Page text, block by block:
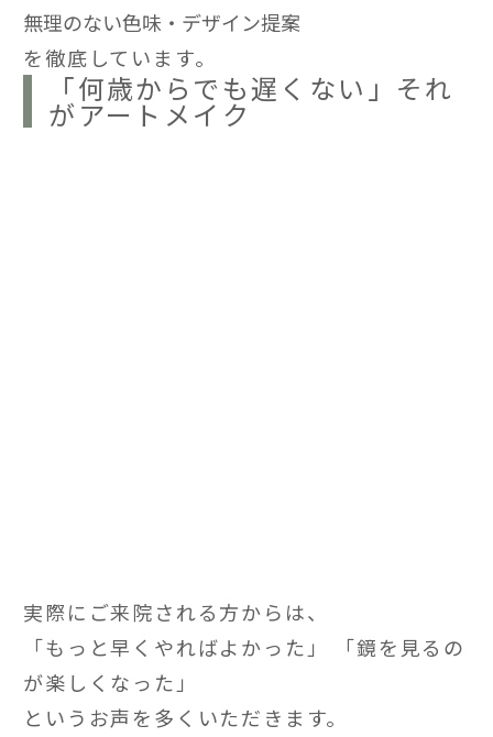
無理のない色味・デザイン提案
を徹底しています。
「何歳からでも遅くない」それ
がアートメイク
実際にご来院される方からは、
「もっと早くやればよかった」 「鏡を見るの
が楽しくなった」
というお声を多くいただきます。